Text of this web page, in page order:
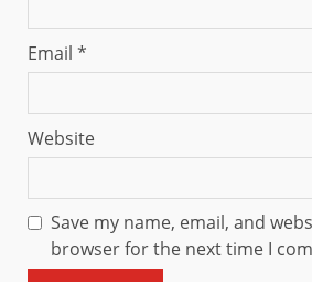
Email *
Website
Save my name, email, and
browser for the next time I